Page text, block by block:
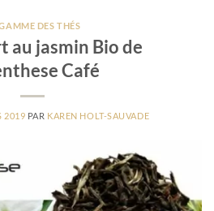
DES THÉS
au jasmin Bio de
Café
2019 PAR KAREN HOLT-SAUVADE